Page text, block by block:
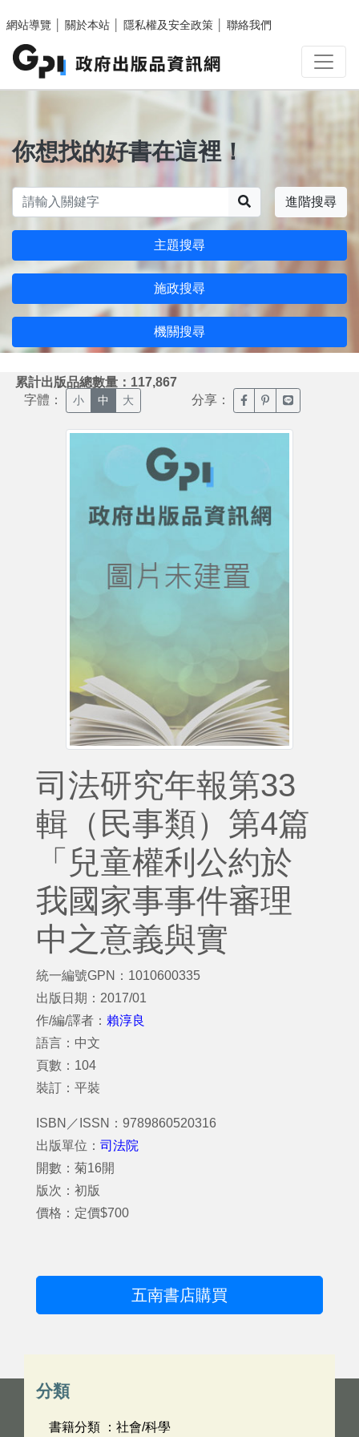
網站導覽
關於本站 隱私權及安全政策 聯絡我們
你想找的好書在這裡！
進階搜尋
主題搜尋
施政搜尋
機關搜尋
累計出版品總數量：117,867
字體： 小 中 大 分享： 臉書分享(另開新視窗)
噗浪分享(另開新
Line分享(另
司法研究年報第33
輯（民事類）第4篇
「兒童權利公約於
我國家事事件審理
中之意義與實
統一編號GPN：1010600335
出版日期：2017/01
作/編/譯者： 賴淳良
語言：中文
頁數：104
裝訂：平裝
ISBN／ISSN：9789860520316
出版單位： 司法院
開數：菊16開
版次：初版
價格：定價$700
五南書店購買
分類
書籍分類 ：社會/科學